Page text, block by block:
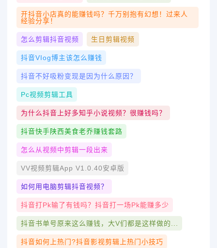
开抖音小店真的能赚钱吗？千万别抱有幻想！过来人
经验分享！
怎么剪辑抖音视频 生日剪辑视频
抖音vIog博主该怎么赚钱
抖音不好吸粉变现是因为什么原因？
Pc视频剪辑工具
为什么抖音上好多知乎小说视频？很赚钱吗？
抖音快手陕西美食老乔赚钱套路
怎么从视频中剪辑一段出来
VV视频剪辑app V1.0.40安卓版
如何用电脑剪辑抖音视频？
抖音打pk输了有钱吗？抖音打一场pk能赚多少
抖音书单号原来这么赚钱，大V们都是这样做的...
抖音如何上热门?抖音影视剪辑上热门小技巧